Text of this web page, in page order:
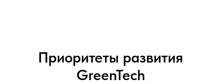
Приоритеты развития
GreenTech